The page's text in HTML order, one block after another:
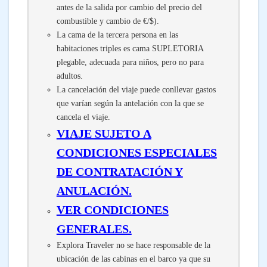
antes de la salida por cambio del precio del
combustible y cambio de €/$).
La cama de la tercera persona en las
habitaciones triples es cama SUPLETORIA
plegable, adecuada para niños, pero no para
adultos.
La cancelación del viaje puede conllevar gastos
que varían según la antelación con la que se
cancela el viaje.
VIAJE SUJETO A
CONDICIONES ESPECIALES
DE CONTRATACIÓN Y
ANULACIÓN.
VER CONDICIONES
GENERALES.
Explora Traveler no se hace responsable de la
ubicación de las cabinas en el barco ya que su